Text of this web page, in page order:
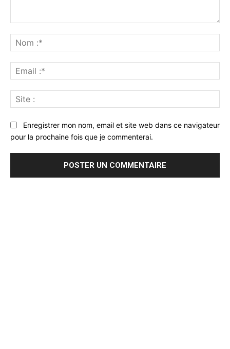
:*
:*
:
Enregistrer mon nom, email et site web dans ce navigateur
pour la prochaine fois que je commenterai.